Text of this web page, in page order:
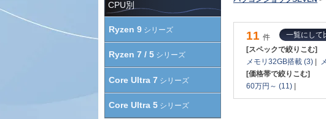
11 件
一覧にして
[スペックで絞りこむ]
メモリ32GB搭載 (3) |
[価格帯で絞りこむ]
60万円～ (11) |
CPU別
Ryzen 9 シリーズ
Ryzen 7 / 5 シリーズ
Core Ultra 7 シリーズ
Core Ultra 5 シリーズ